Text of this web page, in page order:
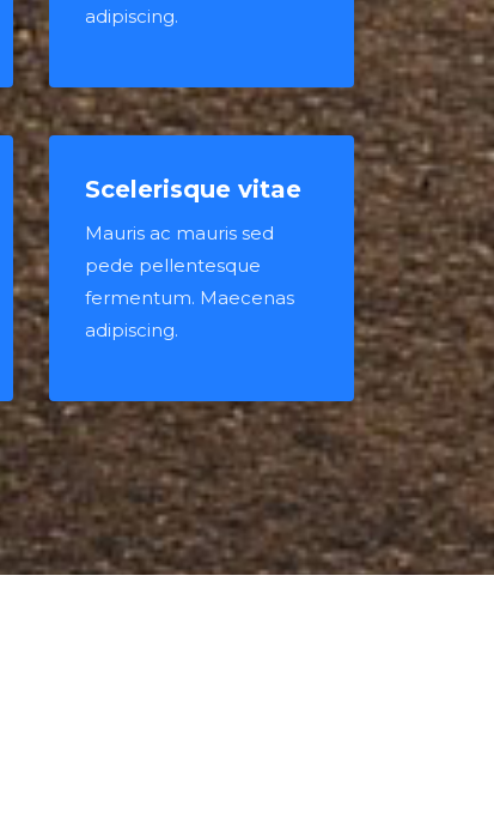
adipiscing.
Scelerisque vitae
Mauris ac mauris sed
pede pellentesque
fermentum. Maecenas
adipiscing.